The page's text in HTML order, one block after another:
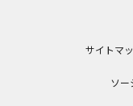
サイトマ
ソー